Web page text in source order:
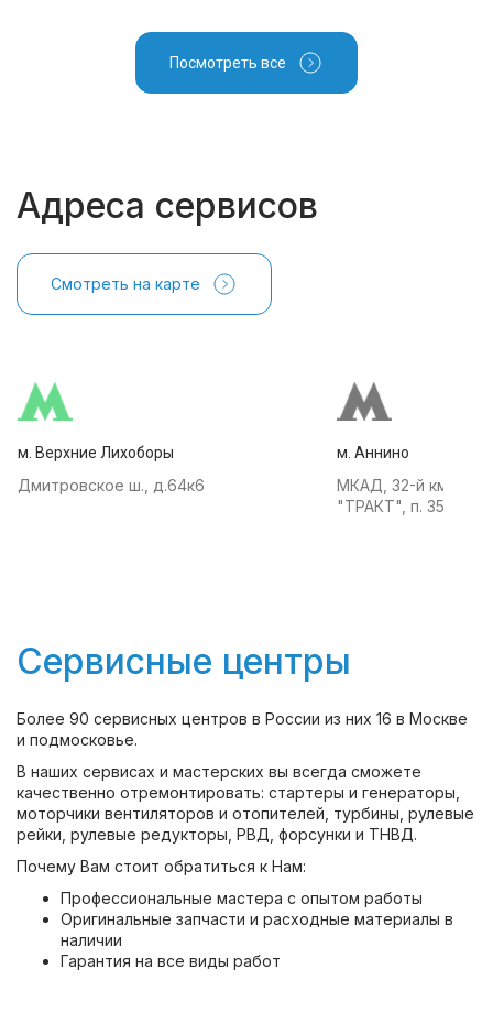
Посмотреть все
Адреса сервисов
Смотреть на карте
м. Верхние Лихоборы
Дмитровское ш., д.64к6
м. Аннино
МКАД, 32-й км, АТК
"ТРАКТ", п. 35
Сервисные центры
Более 90 сервисных центров в России из них 16 в Москве
и подмосковье.
В наших сервисах и мастерских вы всегда сможете
качественно отремонтировать: стартеры и генераторы,
моторчики вентиляторов и отопителей, турбины, рулевые
рейки, рулевые редукторы, РВД, форсунки и ТНВД.
Почему Вам стоит обратиться к Нам:
Профессиональные мастера с опытом работы
Оригинальные запчасти и расходные материалы в
наличии
Гарантия на все виды работ